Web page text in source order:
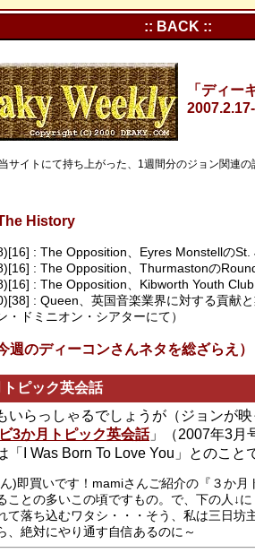
:: BACK ::
「ディー
当サイトにて持ち上がった、1週間分のジョン関連の
History
: The Opposition、Eyres MonstellのSt.
: The Opposition、Thurmastonの
: The Opposition、Kibworth Youth Club
: Queen、英国音楽業界に対する貢献と
・ドミニオン・シアターにて）
のディーコンさんネタを総ざらえ）
ピック英会話
いらっしゃるでしょうが（ジョンが映
3か月トピック英会話」（2007年3月
「I Was Born To Love You」とのこと
)即買いです！mamiさんご紹介の『３か月
ことの多いこの頃ですもの。で、下の人↓
て落ち込むワタシ・・・そう、私は三日坊
、絶対にやり通す自信あるのに～